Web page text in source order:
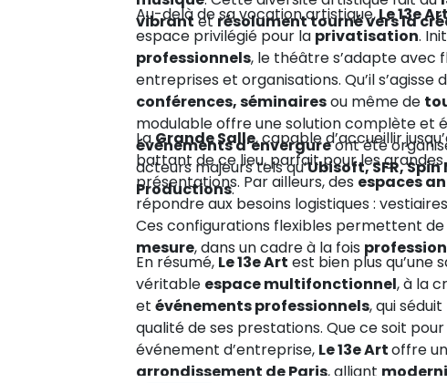
vibrantetrésolument tourné vers la
Au-delà de sa vocation artistique,Le 13e
espace privilégié pour la privatisation.
professionnels, le théâtre s’adapte avec
entreprises et organisations. Qu’il s’agisse
conférences, séminairesou même de
modulable offre une solution complète et
événements d’envergureont été
acteurs majeurs tels qu’Ubisoft, SFR,
Productions.
LaGrande Salle, capable d’accueillir
battant de ce lieu, parfait pour les
présentations. Par ailleurs, des espaces
répondre aux besoins logistiques :
Ces configurations flexibles permettent
mesure, dans un cadre à la fois
En résumé, Le 13e Art est bien plus qu’une
véritable espace multifonctionnel, à la
et événements professionnels, qui
qualité de ses prestations. Que ce soit
événement d’entreprise, Le 13e Artoffre
arrondissement de Paris, alliant